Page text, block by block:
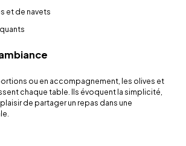
et de navets
ou en accompagnement, les olives et
chaque table. Ils évoquent la simplicité,
de partager un repas dans une